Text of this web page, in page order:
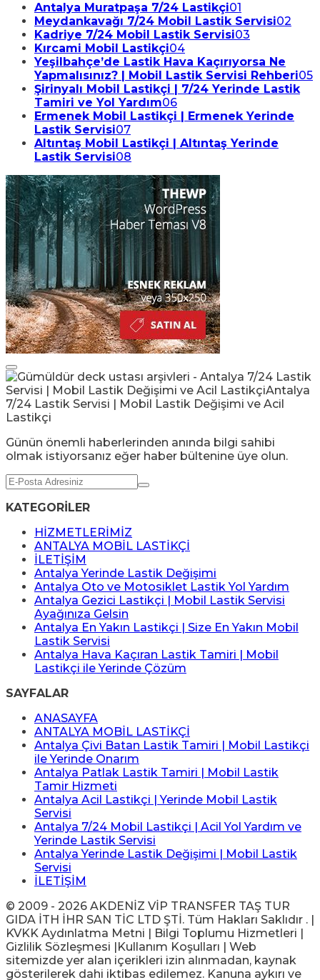
Antalya Muratpaşa 7/24 Lastikçi01
Meydankavağı 7/24 Mobil Lastik Servisi02
Kadriye 7/24 Mobil Lastik Servisi03
Kırcami Mobil Lastikçi04
Yeşilbahçe’de Lastik Hava Kaçırıyorsa Ne
Yapmalısınız? | Mobil Lastik Servisi Rehberi05
Şirinyalı Mobil Lastikçi | 7/24 Yerinde Lastik
Tamiri ve Yol Yardım06
Ermenek Mobil Lastikçi | Ermenek Yerinde
Lastik Servisi07
Altıntaş Mobil Lastikçi | Altıntaş Yerinde
Lastik Servisi08
Günün önemli haberlerinden anında bilgi sahibi
olmak istiyorsanız eğer haber bültenine üye olun.
KATEGORİLER
HİZMETLERİMİZ
ANTALYA MOBİL LASTİKÇİ
İLETİŞİM
Antalya Yerinde Lastik Değişimi
Antalya Oto ve Motosiklet Lastik Yol Yardım
Antalya Gezici Lastikçi | Mobil Lastik Servisi
Ayağınıza Gelsin
Antalya En Yakın Lastikçi | Size En Yakın Mobil
Lastik Servisi
Antalya Hava Kaçıran Lastik Tamiri | Mobil
Lastikçi ile Yerinde Çözüm
SAYFALAR
ANASAYFA
ANTALYA MOBİL LASTİKÇİ
Antalya Çivi Batan Lastik Tamiri | Mobil Lastikçi
ile Yerinde Onarım
Antalya Patlak Lastik Tamiri | Mobil Lastik
Tamir Hizmeti
Antalya Acil Lastikçi | Yerinde Mobil Lastik
Servisi
Antalya 7/24 Mobil Lastikçi | Acil Yol Yardım ve
Yerinde Lastik Servisi
Antalya Yerinde Lastik Değişimi | Mobil Lastik
Servisi
İLETİŞİM
© 2009 - 2026 AKDENİZ VİP TRANSFER TAŞ TUR
GIDA İTH İHR SAN TİC LTD ŞTİ. Tüm Hakları Saklıdır . |
KVKK Aydınlatma Metni | Bilgi Toplumu Hizmetleri |
Gizlilik Sözleşmesi |Kullanım Koşulları | Web
sitemizde yer alan içerikleri izin alınmadan, kaynak
gösterilerek dahi iktibas edilemez. Kanuna aykırı ve